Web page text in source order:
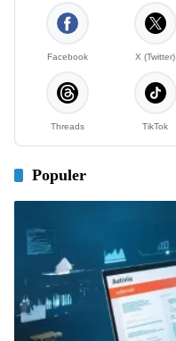
Facebook X (Twitter)
Threads TikTok
Populer